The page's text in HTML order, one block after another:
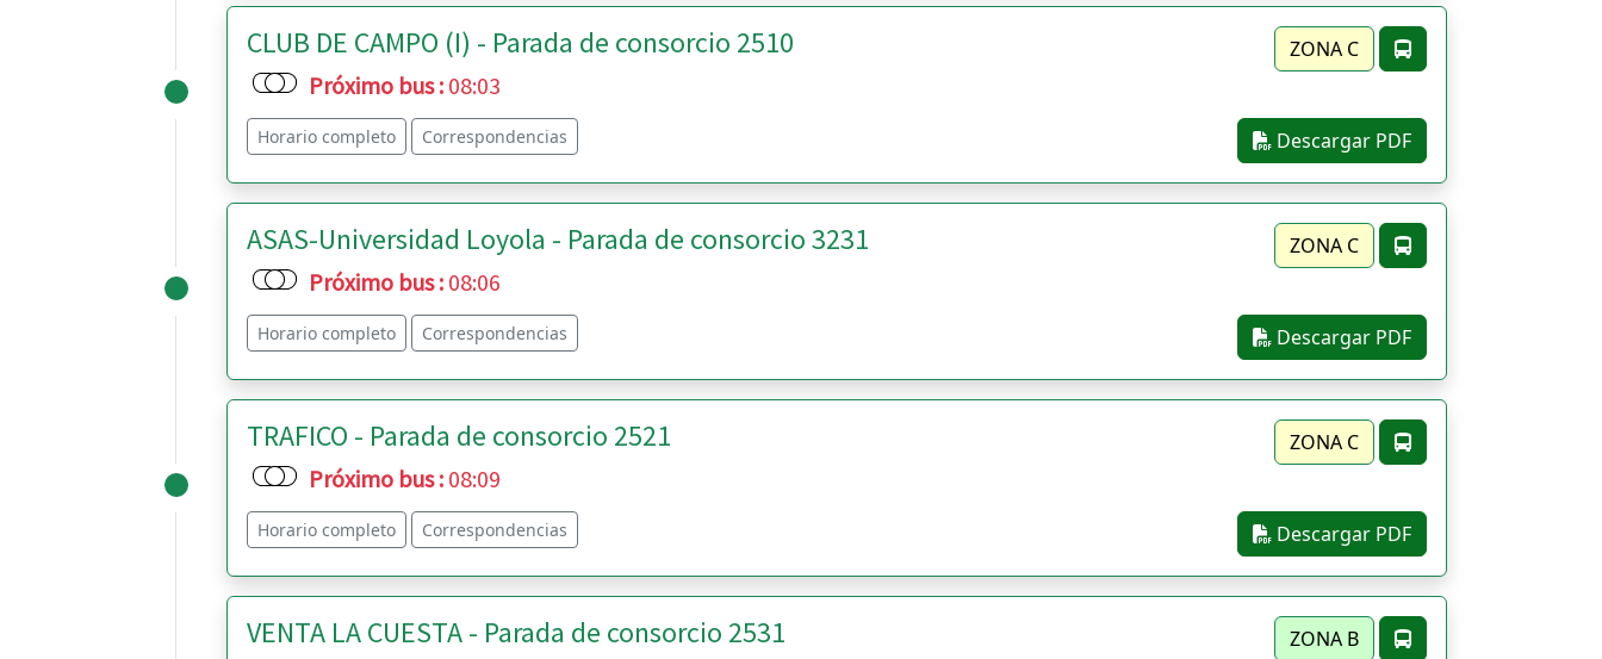
ZONA C
CLUB DE CAMPO (I) - Parada de consorcio 2510
Próximo bus:08:03
Horario completo Correspondencias Descargar PDF
ZONA C
ASAS-Universidad Loyola - Parada de consorcio 3231
Próximo bus:08:06
Horario completo Correspondencias Descargar PDF
ZONA C
TRAFICO - Parada de consorcio 2521
Próximo bus:08:09
Horario completo Correspondencias Descargar PDF
ZONA B
VENTA LA CUESTA - Parada de consorcio 2531